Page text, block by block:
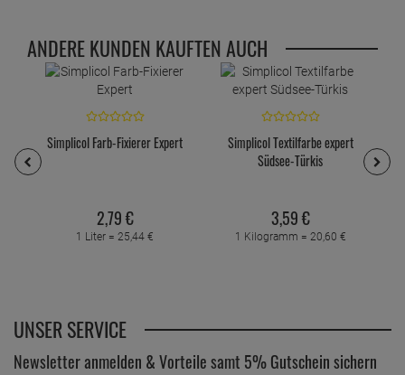
ANDERE KUNDEN KAUFTEN AUCH
Simplicol Farb-Fixierer Expert
2,79€
1 Liter = 25,44 €
Simplicol Textilfarbe expert
Südsee-Türkis
3,59€
1 Kilogramm = 20,60 €
UNSER SERVICE
Newsletter anmelden & Vorteile samt 5% Gutschein sichern